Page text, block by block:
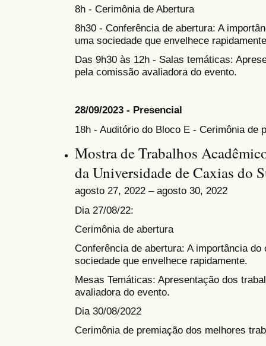
8h - Cerimônia de Abertura
8h30 - Conferência de abertura: A
uma sociedade que envelhece
Das 9h30 às 12h - Salas temáticas:
pela comissão avaliadora do evento.
28/09/2023 - Presencial
18h - Auditório do Bloco E - Cerimônia de
Mostra de Trabalhos
da Universidade de Caxias do
agosto 27, 2022 – agosto 30, 2022
Dia 27/08/22:
Cerimônia de abertura
Conferência de abertura: A importância
sociedade que envelhece rapidamente.
Mesas Temáticas: Apresentação dos
avaliadora do evento.
Dia 30/08/2022
Cerimônia de premiação dos melhores